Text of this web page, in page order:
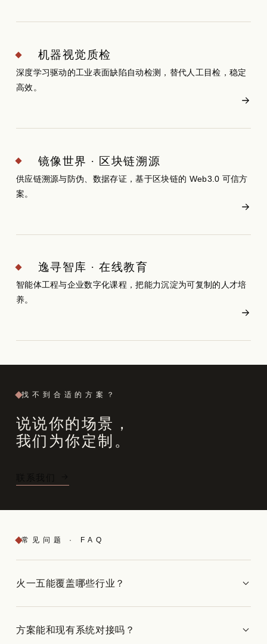
机器视觉质检
深度学习驱动的工业表面缺陷自动检测，替代人工目检，稳定
高效。
镜像世界 · 区块链溯源
供应链溯源与防伪、数据存证，基于区块链的 Web3.0 可信方
案。
逸寻智库 · 在线教育
智能体工程与企业数字化课程，把能力沉淀为可复制的人才培
养。
找不到合适的方案？
说说你的场景，
我们为你定制。
常见问题 · FAQ
火一五能覆盖哪些行业？
方案能和现有系统对接吗？